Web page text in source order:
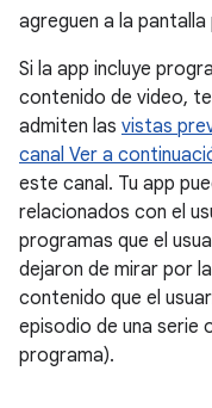
agreguen a la pantalla
Si la app incluye
contenido de video,
admiten las vistas
canal Ver a
este canal. Tu app
relacionados con el
programas que el
dejaron de mirar por
contenido que el
episodio de una serie
programa).